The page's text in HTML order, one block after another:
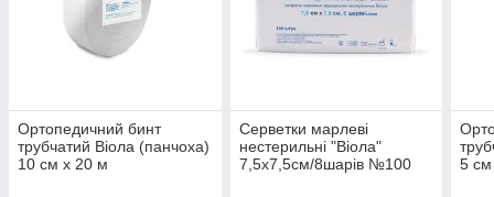
Ортопедичний бинт
трубчатий Віола (панчоха)
10 см х 20 м
Серветки марлеві
нестерильні "Віола"
7,5х7,5см/8шарів №100
5